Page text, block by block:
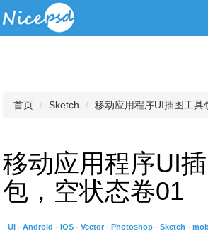
首页 Sketch 移动应用程序UI插图工具
移动应用程序UI
包，空状态卷01
UI - Android - iOS- Vector- Photoshop- Sketch -